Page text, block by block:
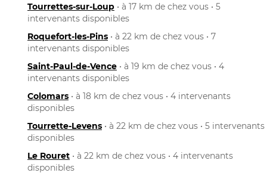
Tourrettes-sur-Loup • à 17 km de chez vous • 5
intervenants disponibles
Roquefort-les-Pins • à 22 km de chez vous • 7
intervenants disponibles
Saint-Paul-de-Vence • à 19 km de chez vous • 4
intervenants disponibles
Colomars • à 18 km de chez vous • 4 intervenants
disponibles
Tourrette-Levens • à 22 km de chez vous • 5 intervenants
disponibles
Le Rouret • à 22 km de chez vous • 4 intervenants
disponibles